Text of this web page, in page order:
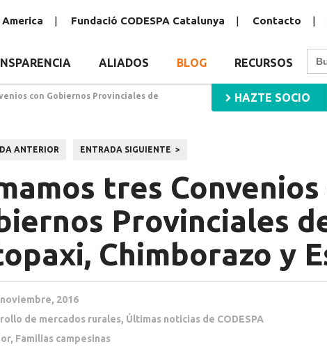
America Fundació CODESPA Catalunya Contacto
ALIADOS BLOG RECURSOS
HAZTE SOCIO
con Gobiernos Provinciales de
ANTERIOR ENTRADA SIGUIENTE
tres Convenios
Provinciales
Chimborazo y
2016
de mercados rurales, Últimas noticias de CODESPA
, Familias campesinas